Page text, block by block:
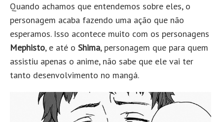
Quando achamos que entendemos sobre eles, o
personagem acaba fazendo uma ação que não
esperamos. Isso acontece muito com os personagens
Mephisto, e até o Shima, personagem que para quem
assistiu apenas o anime, não sabe que ele vai ter
tanto desenvolvimento no mangá.